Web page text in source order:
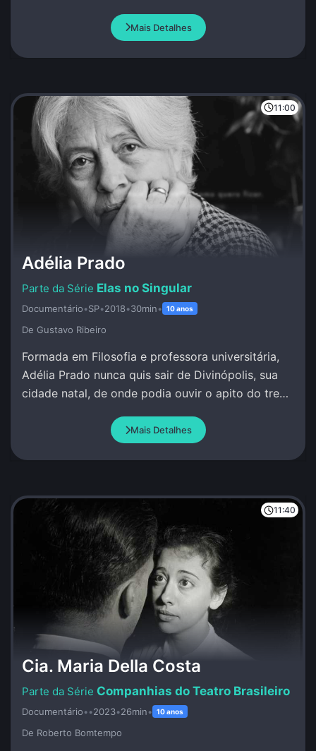
Mais Detalhes
11:00
Adélia Prado
Elas no Singular
Documentário•SP•2018•30min• 10 anos
De Gustavo Ribeiro
Formada em Filosofia e professora universitária,
Adélia Prado nunca quis sair de Divinópolis, sua
cidade natal, de onde podia ouvir o apito do trem
Mais Detalhes
11:40
Cia. Maria Della Costa
Companhias do Teatro Brasileiro
Documentário••2023•26min• 10 anos
De Roberto Bomtempo